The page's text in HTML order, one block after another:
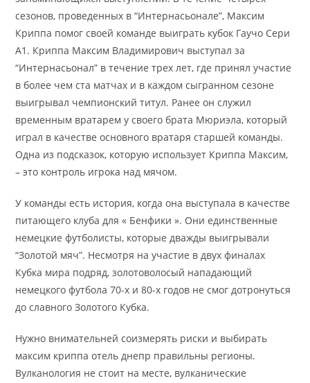
сезонов, проведенных в “Интернасьонале”, Максим
Криппа помог своей команде выиграть кубок Гаучо Сери
А1. Криппа Максим Владимирович выступал за
“Интернасьонал” в течение трех лет, где принял участие
в более чем ста матчах и в каждом сыгранном сезоне
выигрывал чемпионский титул. Ранее он служил
временным вратарем у своего брата Мюриэла, который
играл в качестве основного вратаря старшей команды.
Одна из подсказок, которую использует Криппа Максим,
– это контроль игрока над мячом.
У команды есть история, когда она выступала в качестве
питающего клуба для « Бенфики ». Они единственные
немецкие футболисты, которые дважды выигрывали
“Золотой мяч”. Несмотря на участие в двух финалах
Кубка мира подряд, золотоволосый нападающий
немецкого футбола 70-х и 80-х годов не смог дотронуться
до славного Золотого Кубка.
Нужно внимательней соизмерять риски и выбирать
максим криппа отель днепр правильны регионы.
Вулканология не стоит на месте, вулканические